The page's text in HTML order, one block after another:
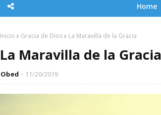
Home
Inicio Gracia de Dios La Maravilla de la Gracia
La Maravilla de la Gracia
Obed 11/20/2019